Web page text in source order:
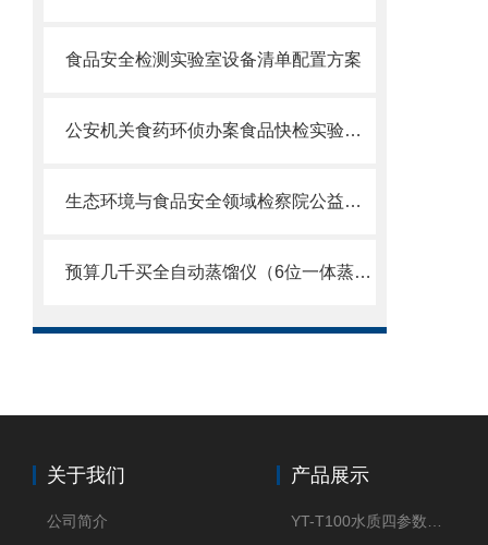
食品安全检测实验室设备清单配置方案
公安机关食药环侦办案食品快检实验室建设及执法检测配套仪器设备清单
生态环境与食品安全领域检察院公益诉讼快速检测实验室建设方案设备清单
预算几千买全自动蒸馏仪（6位一体蒸馏仪）怎么选？2026年7月选购指南！
关于我们
公司简介
产品展示